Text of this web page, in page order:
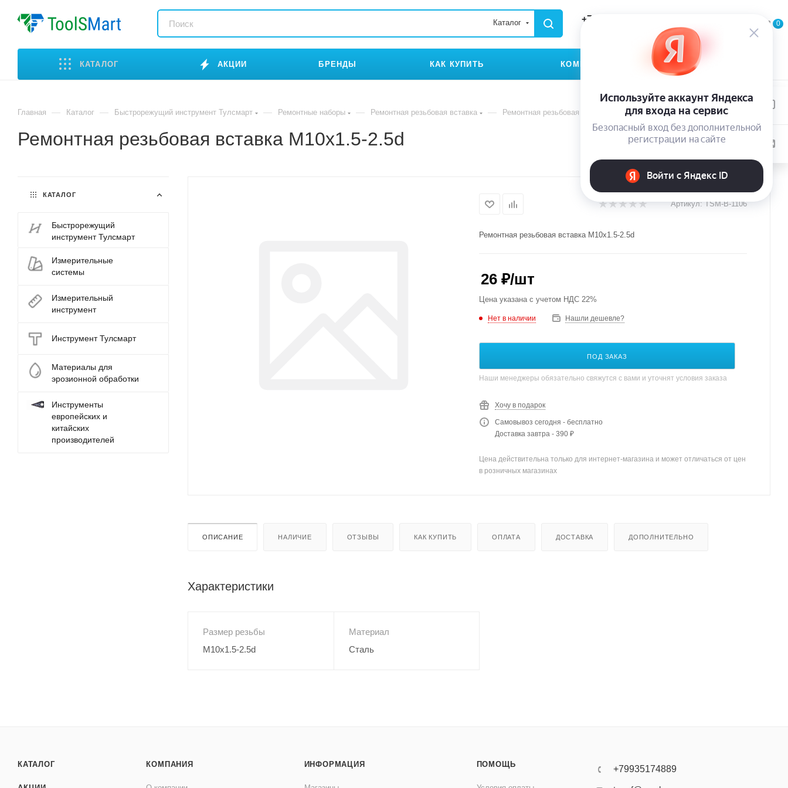
Каталог +79935174889 0
КАТАЛОГ АКЦИИ БРЕНДЫ КАК КУПИТЬ КОМПАНИЯ КОНТАКТЫ
Главная — Каталог — Быстрорежущий инструмент Тулсмарт — Ремонтные наборы — Ремонтная резьбовая вставка — Ремонтная резьбовая вставка M10x1.5-2.5d
Ремонтная резьбовая вставка M10x1.5-2.5d
Артикул: TSM-B-1106
Ремонтная резьбовая вставка M10x1.5-2.5d
26 ₽/шт
Цена указана с учетом НДС 22%
Нет в наличии Нашли дешевле?
ПОД ЗАКАЗ
Наши менеджеры обязательно свяжутся с вами и уточнят условия заказа
Хочу в подарок
Самовывоз сегодня - бесплатно
Доставка завтра - 390 ₽
Цена действительна только для интернет-магазина и может отличаться от цен
в розничных магазинах
ОПИСАНИЕ НАЛИЧИЕ ОТЗЫВЫ КАК КУПИТЬ ОПЛАТА ДОСТАВКА ДОПОЛНИТЕЛЬНО
Характеристики
Размер резьбы
M10x1.5-2.5d
Материал
Сталь
КАТАЛОГ
Быстрорежущий
инструмент Тулсмарт
Измерительные
системы
Измерительный
инструмент
Инструмент Тулсмарт
Материалы для
эрозионной обработки
Инструменты
европейских и
китайских
производителей
КАТАЛОГ КОМПАНИЯ ИНФОРМАЦИЯ ПОМОЩЬ +79935174889